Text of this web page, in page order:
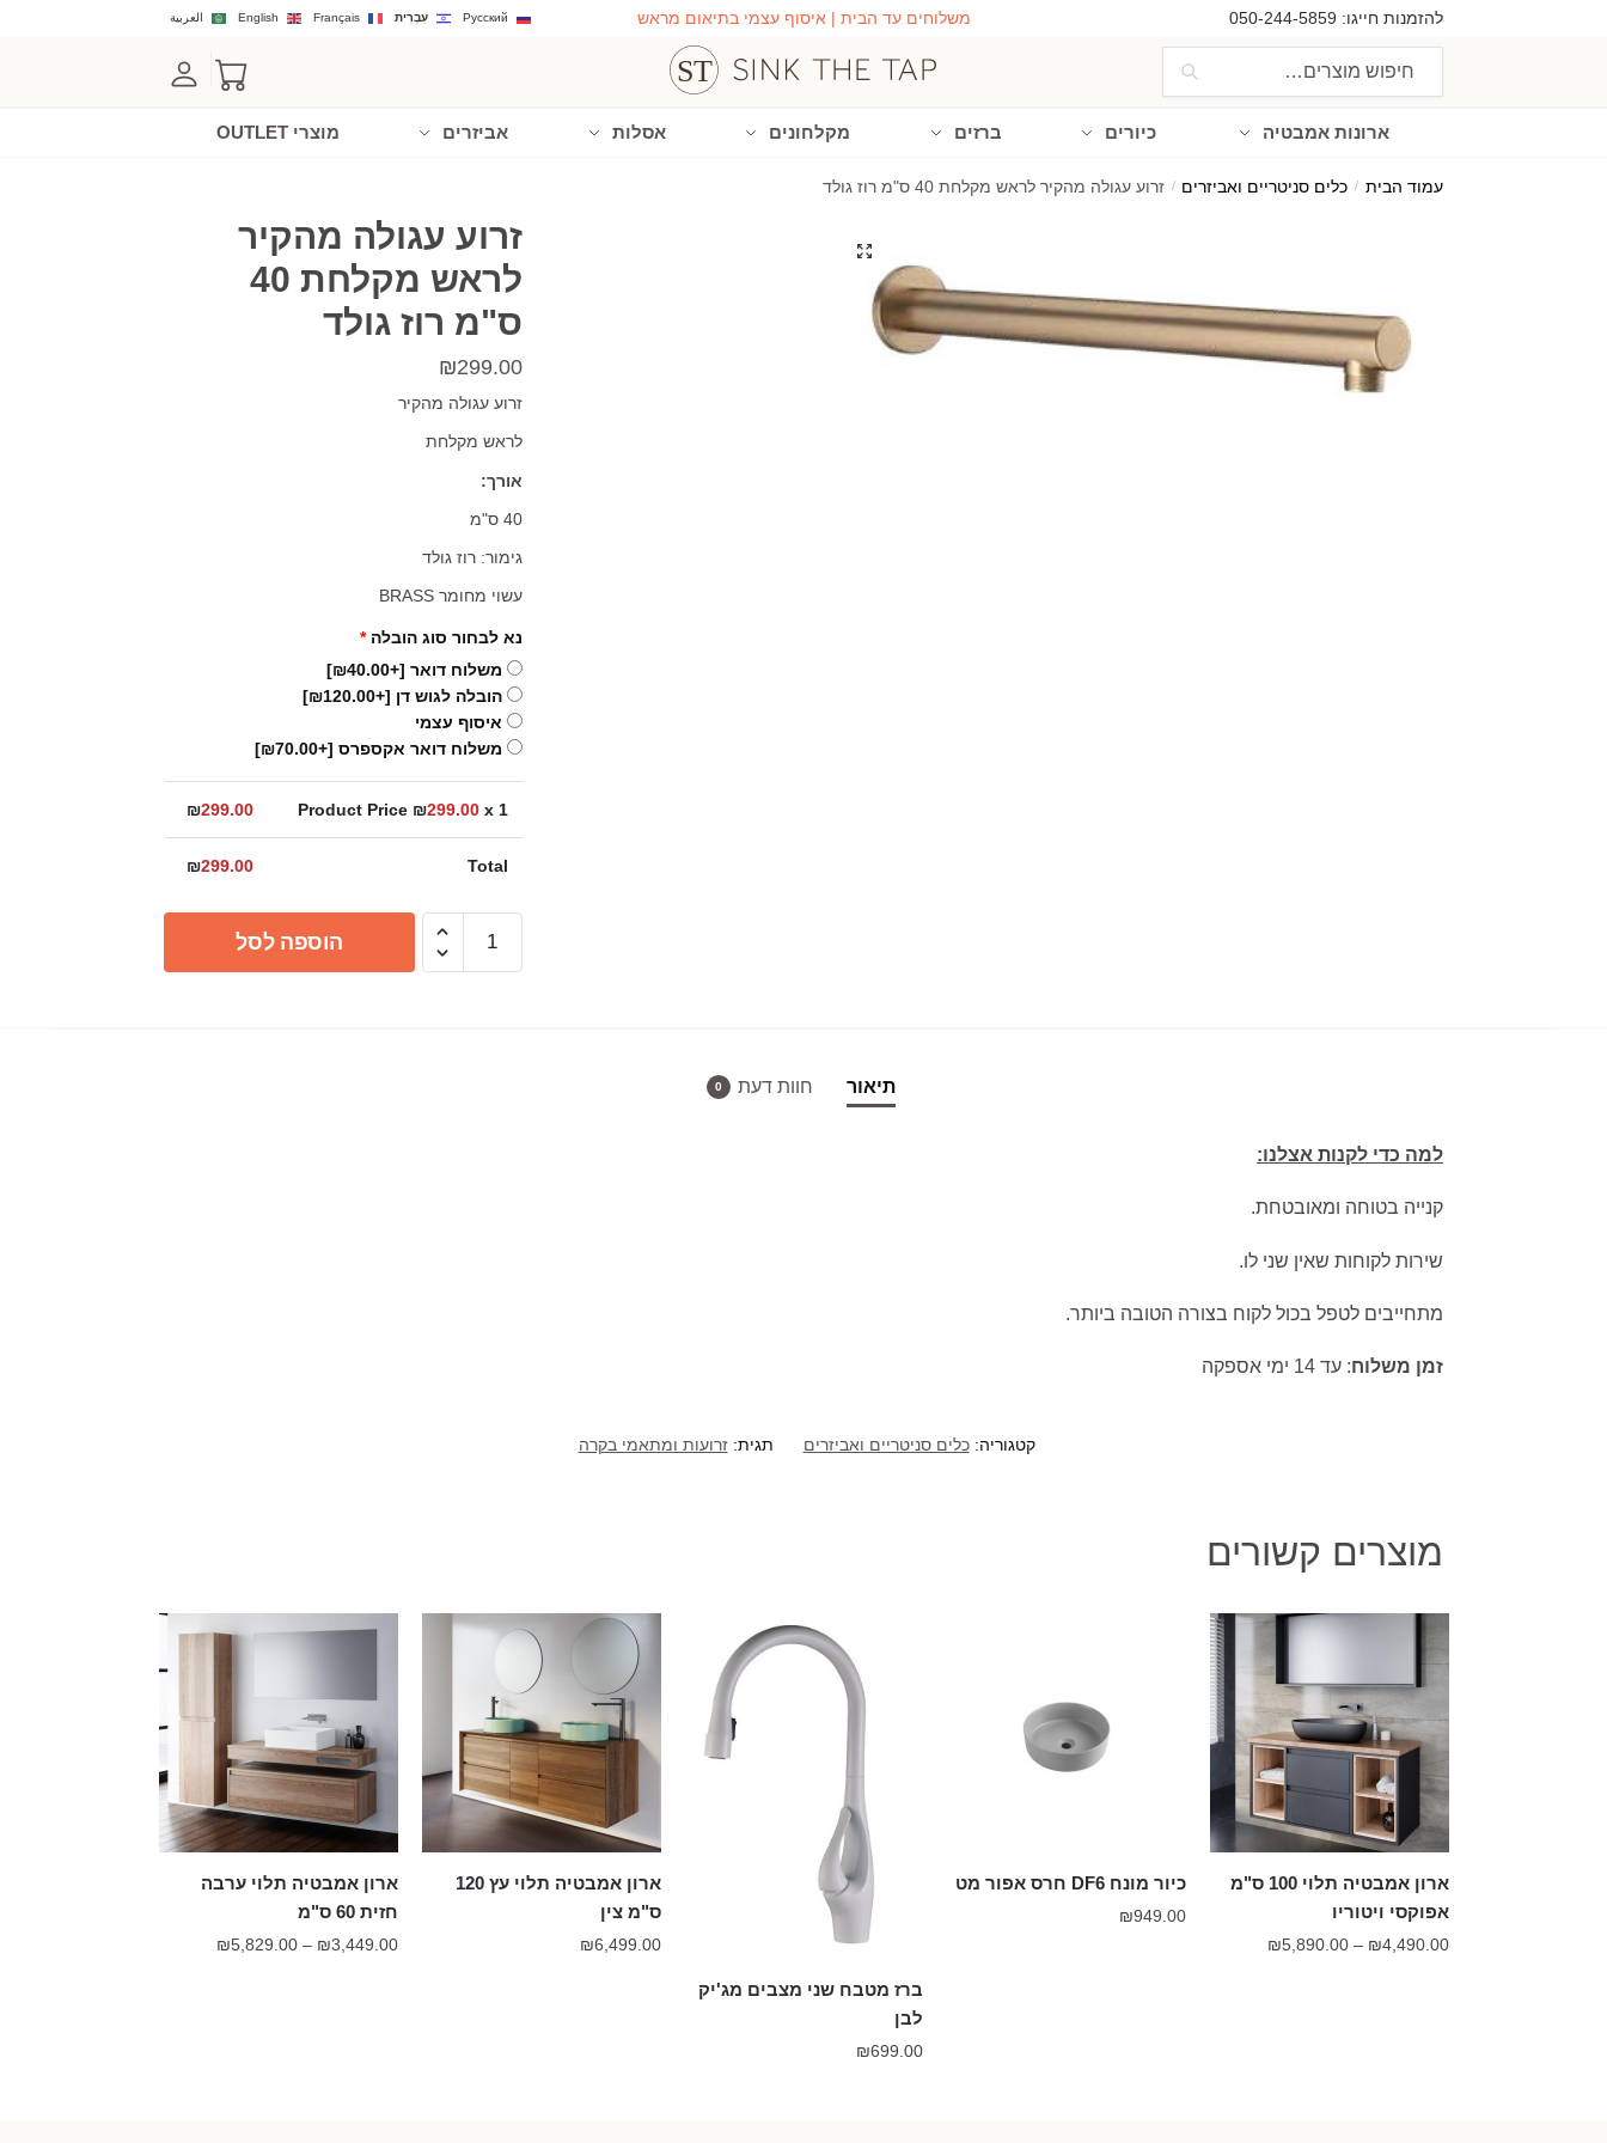
להזמנות חייגו: 050-244-5859 משלוחים עד הבית | איסוף עצמי בתיאום מראש العربية English Français עִבְרִית Русский
חיפוש
ארונות אמבטיה כיורים ברזים מקלחונים אסלות אביזרים מוצרי OUTLET
עמוד הבית / כלים סניטריים ואביזרים / זרוע עגולה מהקיר לראש מקלחת 40 ס"מ רוז גולד
זרוע עגולה מהקיר
לראש מקלחת 40
ס"מ רוז גולד
₪299.00
זרוע עגולה מהקיר
לראש מקלחת
אורך:
40 ס"מ
גימור: רוז גולד
עשוי מחומר BRASS
נא לבחור סוג הובלה *
משלוח דואר [+₪40.00]
הובלה לגוש דן [+₪120.00]
איסוף עצמי
משלוח דואר אקספרס [+₪70.00]
Product Price ₪299.00x 1
₪299.00
Total
₪299.00
הוספה לסל
תיאור חוות דעת 0
למה כדי לקנות אצלנו:
קנייה בטוחה ומאובטחת.
שירות לקוחות שאין שני לו.
מתחייבים לטפל בכול לקוח בצורה הטובה ביותר.
זמן משלוח: עד 14 ימי אספקה
קטגוריה:כלים סניטריים ואביזרים תגית:זרועות ומתאמי בקרה
מוצרים קשורים
ארון אמבטיה תלוי 100 ס"מ
אפוקסי ויטוריו
₪4,490.00
–
₪5,890.00
כיור מונח DF6 חרס אפור מט
₪949.00
ברז מטבח שני מצבים מג'יק
לבן
₪699.00
ארון אמבטיה תלוי עץ 120
ס"מ צין
₪6,499.00
ארון אמבטיה תלוי ערבה
חזית 60 ס"מ
₪3,449.00
–
₪5,829.00